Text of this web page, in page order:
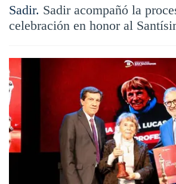
Sadir. Sadir acompañó la
celebración en honor al